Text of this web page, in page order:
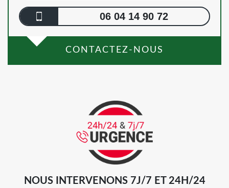
06 04 14 90 72
CONTACTEZ-NOUS
NOUS INTERVENONS 7J/7 ET 24H/24